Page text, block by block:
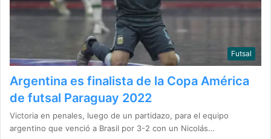
Futsal
Argentina es finalista de la Copa América
de futsal Paraguay 2022
Victoria en penales, luego de un partidazo, para el equipo
argentino que venció a Brasil por 3-2 con un Nicolás…